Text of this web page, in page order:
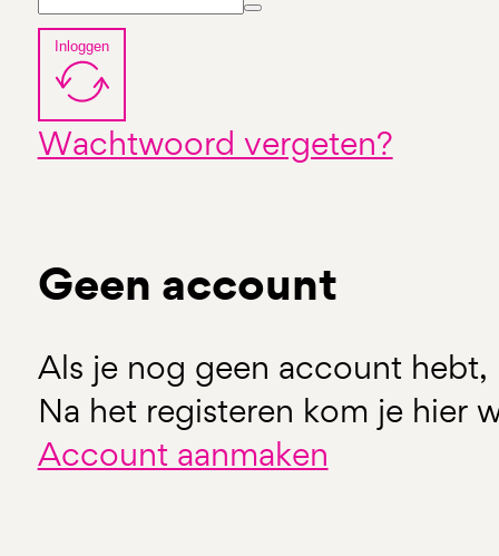
Inloggen
Wachtwoord vergeten?
Geen account
Als je nog geen account hebt,
Na het registeren kom je hier
Account aanmaken